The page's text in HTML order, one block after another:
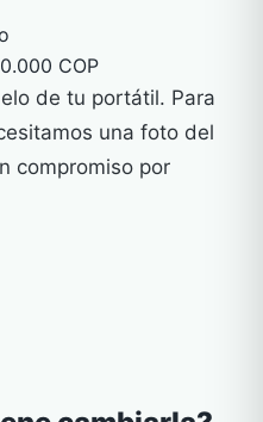
COP
de tu portátil. Para
una foto del
compromiso por